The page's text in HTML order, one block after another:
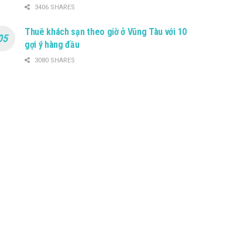
3406 SHARES
Thuê khách sạn theo giờ ở Vũng Tàu với 10
gợi ý hàng đầu
3080 SHARES